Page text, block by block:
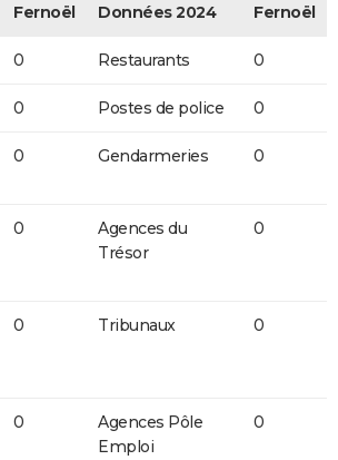
Fernoël Données 2024 Fernoël
0 Restaurants 0
0 Postes de police 0
0 Gendarmeries 0
0
Agences du
Trésor
0
0 Tribunaux 0
0
Agences Pôle
Emploi
0